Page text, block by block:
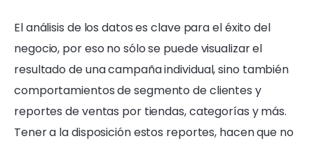
El análisis de los datos es clave para el éxito del
negocio, por eso no sólo se puede visualizar el
resultado de una campaña individual, sino también
comportamientos de segmento de clientes y
reportes de ventas por tiendas, categorías y más.
Tener a la disposición estos reportes, hacen que no